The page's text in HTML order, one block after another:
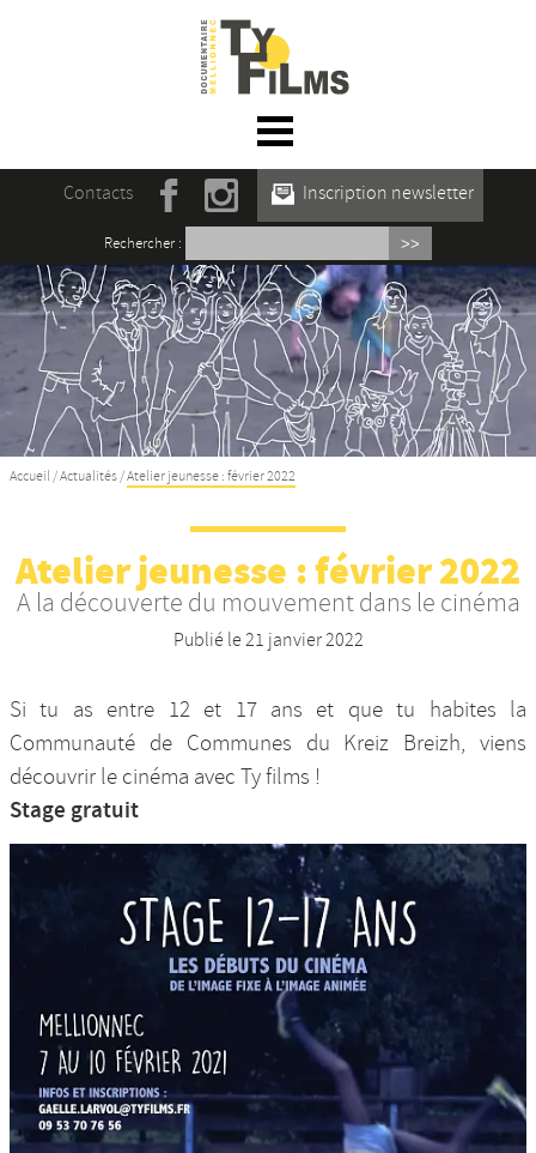
☰ Menu
Accueil
Actualités
L’association
Rencontres du film documentaire de
Mellionnec
Projections
Se former
Nos productions et +
Contacts Inscription newsletter
Rechercher :
Accueil /Actualités /Atelier jeunesse : février 2022
Atelier jeunesse : février 2022
A la découverte du mouvement dans le cinéma
Publié le21 janvier 2022
Si tu as entre 12 et 17 ans et que tu habites la
Communauté de Communes du Kreiz Breizh, viens
découvrir le cinéma avec Ty films !
Stage gratuit